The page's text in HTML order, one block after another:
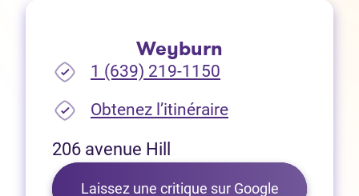
Weyburn
1 (639) 219-1150
Obtenez l’itinéraire(Ouvre dans un
206 avenue Hill
Laissez une critique sur Google(Ouvre